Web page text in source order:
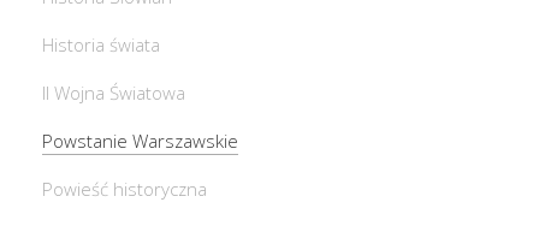
Historia świata
II Wojna Światowa
Powstanie Warszawskie
Powieść historyczna